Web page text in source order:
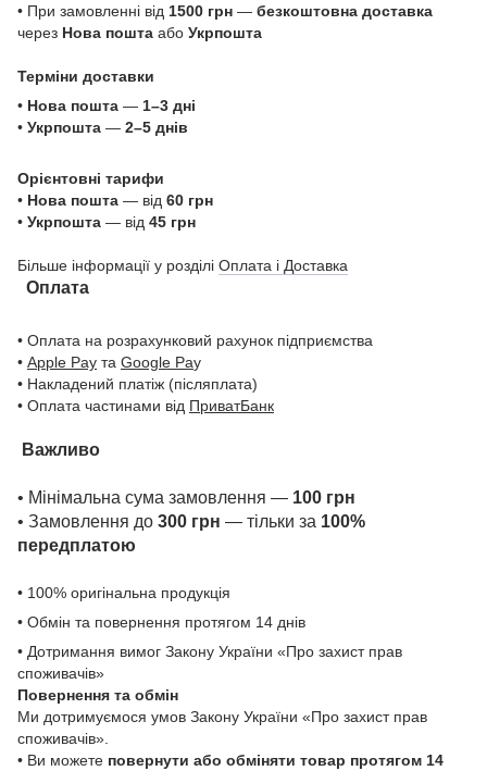
• При замовленні від 1500 грн — безкоштовна доставка
через Нова пошта або Укрпошта
Терміни доставки
• Нова пошта — 1–3 дні
• Укрпошта — 2–5 днів
Орієнтовні тарифи
• Нова пошта — від 60 грн
• Укрпошта — від 45 грн
Більше інформації у розділі Оплата і Доставка
Оплата
• Оплата на розрахунковий рахунок підприємства
• Apple Pay та Google Pay
• Накладений платіж (післяплата)
• Оплата частинами від ПриватБанк
Важливо
• Мінімальна сума замовлення — 100 грн
• Замовлення до 300 грн — тільки за 100%
передплатою
• 100% оригінальна продукція
• Обмін та повернення протягом 14 днів
• Дотримання вимог Закону України «Про захист прав
споживачів»
Повернення та обмін
Ми дотримуємося умов Закону України «Про захист прав
споживачів».
• Ви можете повернути або обміняти товар протягом 14